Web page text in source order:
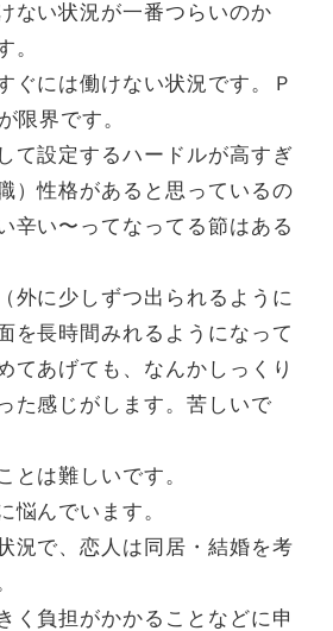
ない状況が一番つらいのか
。
ぐには働けない状況です。Ｐ
限界です。
て設定するハードルが高すぎ
）性格があると思っているの
辛い〜ってなってる節はある
外に少しずつ出られるように
を長時間みれるようになって
てあげても、なんかしっくり
た感じがします。苦しいで
とは難しいです。
悩んでいます。
況で、恋人は同居・結婚を考
く負担がかかることなどに申